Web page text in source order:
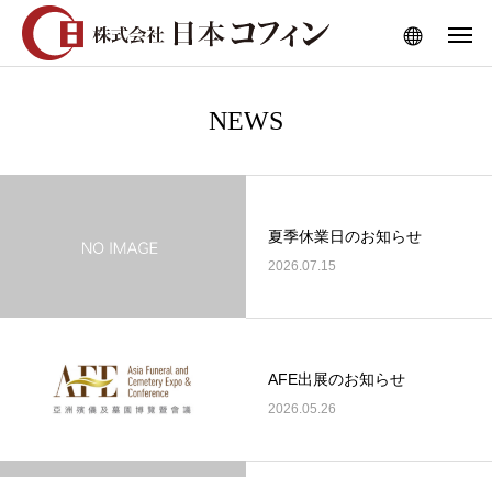
NEWS
夏季休業日のお知らせ
2026.07.15
AFE出展のお知らせ
2026.05.26